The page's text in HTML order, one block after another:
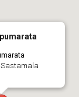
Sastamala